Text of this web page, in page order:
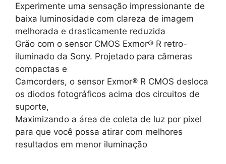
Experimente uma sensação impressionante de
baixa luminosidade com clareza de imagem
melhorada e drasticamente reduzida
Grão com o sensor CMOS Exmor® R retro-
iluminado da Sony. Projetado para câmeras
compactas e
Camcorders, o sensor Exmor® R CMOS desloca
os diodos fotográficos acima dos circuitos de
suporte,
Maximizando a área de coleta de luz por pixel
para que você possa atirar com melhores
resultados em menor iluminação